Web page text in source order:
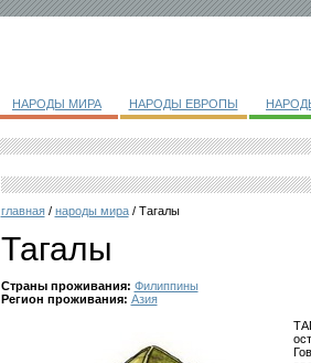
НАРОДЫ МИРА НАРОДЫ ЕВРОПЫ
главная/ народы мира/ Тагалы
Тагалы
Страны проживания: Филиппины
Регион проживания: Азия